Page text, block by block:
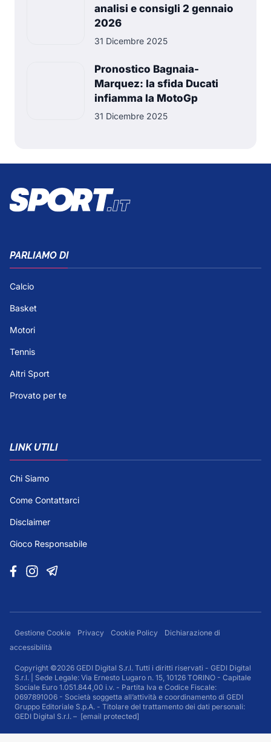
analisi e consigli 2 gennaio
2026
31 Dicembre 2025
Pronostico Bagnaia-
Marquez: la sfida Ducati
infiamma la MotoGp
31 Dicembre 2025
PARLIAMO DI
Calcio
Basket
Motori
Tennis
Altri Sport
Provato per te
LINK UTILI
Chi Siamo
Come Contattarci
Disclaimer
Gioco Responsabile
Gestione Cookie Privacy Cookie Policy
Dichiarazione di
accessibilità
Copyright ©2026 GEDI Digital S.r.l. Tutti i diritti riservati - GEDI Digital
S.r.l. | Sede Legale: Via Ernesto Lugaro n. 15, 10126 TORINO - Capitale
Sociale Euro 1.051.844,00 i.v. - Partita Iva e Codice Fiscale:
0697891006 - Società soggetta all’attività e coordinamento di GEDI
Gruppo Editoriale S.p.A. - Titolare del trattamento dei dati personali:
GEDI Digital S.r.l. – [email protected]